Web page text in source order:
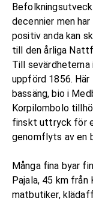
decennier men
positiv anda kan
till den årliga
Till sevärdheterna
uppförd 1856. Här
bassäng, bio i
Korpilombolo
finskt uttryck för
genomflyts av en
Många fina byar
Pajala, 45 km från
matbutiker,